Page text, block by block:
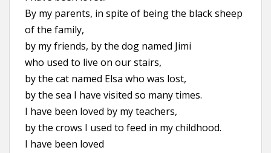
By my parents, in spite of being the black sheep
of the family,
by my friends, by the dog named Jimi
who used to live on our stairs,
by the cat named Elsa who was lost,
by the sea I have visited so many times.
I have been loved by my teachers,
by the crows I used to feed in my childhood.
I have been loved